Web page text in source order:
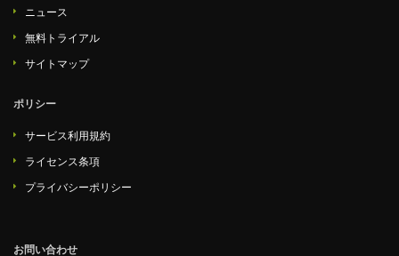
ニュース
無料トライアル
サイトマップ
ポリシー
サービス利用規約
ライセンス条項
プライバシーポリシー
お問い合わせ